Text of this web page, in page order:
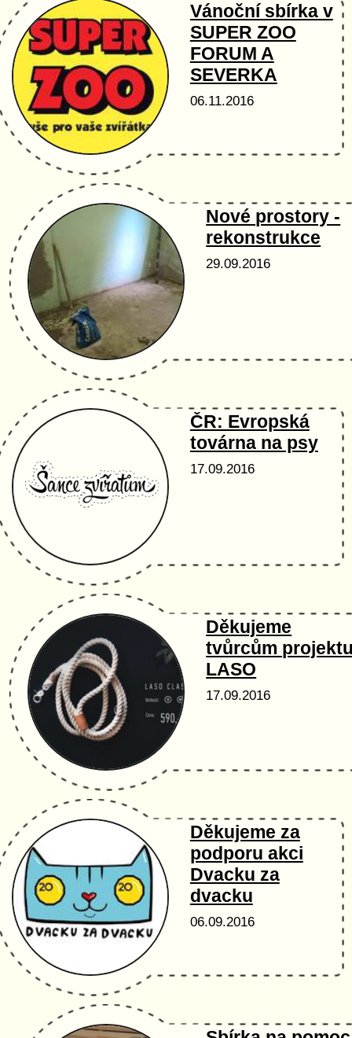
Vánoční sbírka v
SUPER ZOO
FORUM A
SEVERKA
06.11.2016
Nové prostory -
rekonstrukce
29.09.2016
ČR: Evropská
továrna na psy
17.09.2016
Děkujeme
tvůrcům
LASO
17.09.2016
Děkujeme za
podporu akci
Dvacku za
dvacku
06.09.2016